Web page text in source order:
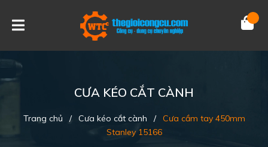
CƯA KÉO CẮT CÀNH
Trang chủ / Cưa kéo cắt cành / Cưa cầm tay 450mm
Stanley 15166